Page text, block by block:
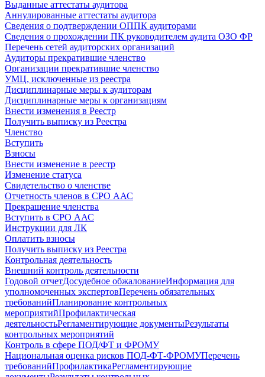
Выданные аттестаты аудитора
Аннулированные аттестаты аудитора
Сведения о подтверждении ОППК аудиторами
Сведения о прохождении ПК руководителем аудита ОЗО ФР
Перечень сетей аудиторских организаций
Аудиторы прекратившие членство
Организации прекратившие членство
УМЦ, исключенные из реестра
Дисциплинарные меры к аудиторам
Дисциплинарные меры к организациям
Внести изменения в Реестр
Получить выписку из Реестра
Членство
Вступить
Взносы
Внести изменение в реестр
Изменение статуса
Свидетельство о членстве
Отчетность членов в СРО ААС
Прекращение членства
Вступить в СРО ААС
Инструкции для ЛК
Оплатить взносы
Получить выписку из Реестра
Контрольная деятельность
Внешний контроль деятельности
Годовой отчетДосудебное обжалованиеИнформация для
уполномоченных экспертовПеречень обязательных
требованийПланирование контрольных
мероприятийПрофилактическая
деятельностьРегламентирующие документыРезультаты
контрольных мероприятий
Контроль в сфере ПОД/ФТ и ФРОМУ
Национальная оценка рисков ПОД-ФТ-ФРОМУПеречень
требованийПрофилактикаРегламентирующие